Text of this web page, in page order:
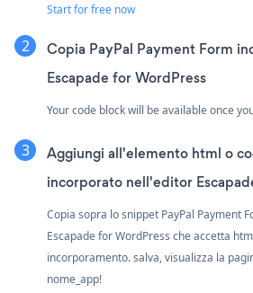
Start for free now
Copia PayPal Payment Form
Escapade for WordPress
Your code block will be available once
Aggiungi all'elemento html o
incorporato nell'editor
Copia sopra lo snippet PayPal Payment
Escapade for WordPress che accetta
incorporamento. salva, visualizza la
nome_app!